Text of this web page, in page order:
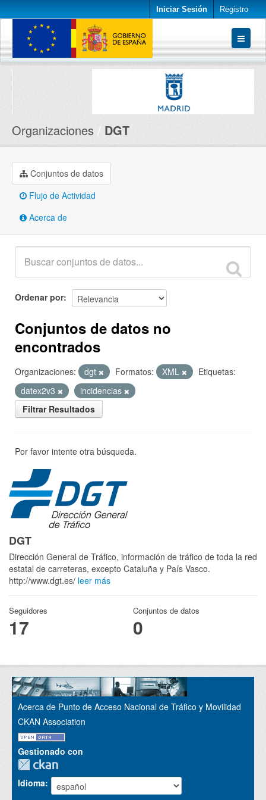
Iniciar Sesión Registro
Conjuntos de datos
Organizaciones DGT
Conjuntos de datos
Flujo de Actividad
Acerca de
Ordenar por
Conjuntos de datos no
encontrados
Organizaciones: dgt Formatos: XML
Etiquetas:
datex2v3
incidencias
Filtrar Resultados
Por favor intente otra búsqueda.
DGT
Dirección General de Tráfico, información de tráfico de toda la red
estatal de carreteras, excepto Cataluña y País Vasco.
http://www.dgt.es/ leer más
Seguidores
17
Conjuntos de datos
0
Acerca de Punto de Acceso Nacional de Tráfico y Movilidad
CKAN Association
Gestionado con
Idioma